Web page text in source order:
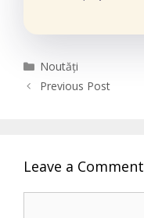
Categories
Noutăți
Previous Post
Leave a Comment